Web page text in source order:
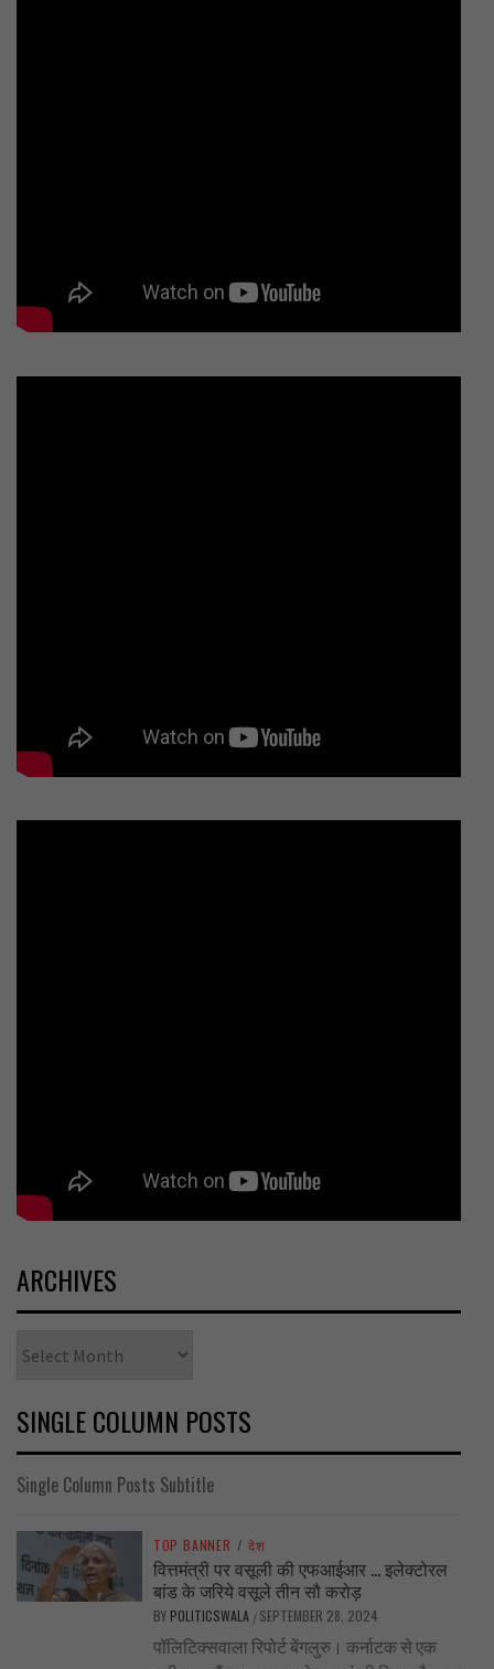
ARCHIVES
SINGLE COLUMN POSTS
Single Column Posts Subtitle
TOP BANNER / देश
वित्तमंत्री पर वसूली की एफआईआर … इलेक्टोरल
बांड के जरिये वसूले तीन सौ करोड़
BY POLITICSWALA / SEPTEMBER 28, 2024
पॉलिटिक्सवाला रिपोर्ट बेंगलुरु। कर्नाटक से एक